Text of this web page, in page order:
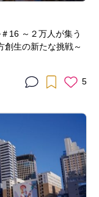
16 ～２万人が集う
創生の新たな挑戦～
5